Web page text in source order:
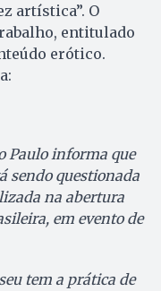
artística”. O
entitulado
erótico.
Paulo informa que
sendo questionada
na abertura
em evento de
tem a prática de